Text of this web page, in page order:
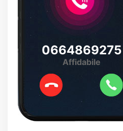
0664869275
Affidabile